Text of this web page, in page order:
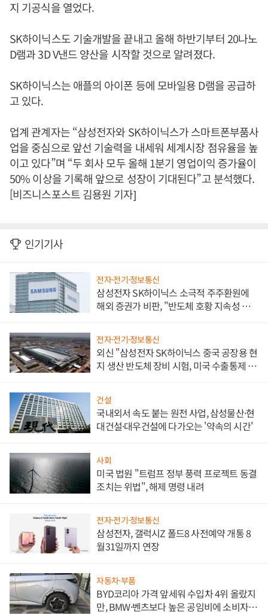
지 기공식을 열었다.
SK하이닉스도 기술개발을 끝내고 올해 하반기부터 20나노
D램과 3D V낸드 양산을 시작할 것으로 알려졌다.
SK하이닉스는 애플의 아이폰 등에 모바일용 D램을 공급하
고 있다.
업계 관계자는 “삼성전자와 SK하이닉스가 스마트폰부품사
업을 중심으로 앞선 기술력을 내세워 세계시장 점유율을 높
이고 있다”며 “두 회사 모두 올해 1분기 영업이익 증가율이
50% 이상을 기록해 앞으로 성장이 기대된다”고 분석했다.
[비즈니스포스트 김용원 기자]
인기기사
전자·전기·정보통신
삼성전자 SK하이닉스 소극적 주주환원에
해외 증권가 비판, "반도체 호황 지속성 의
전자·전기·정보통신
외신 "삼성전자 SK하이닉스 중국 공장용 현
지 생산 반도체 장비 시험, 미국 수출통제 대
건설
국내외서 속도 붙는 원전 사업, 삼성물산·현
대건설·대우건설에 다가오는 '약속의 시간'
사회
미국 법원 "트럼프 정부 풍력 프로젝트 동결
조치는 위법", 해제 명령 내려
전자·전기·정보통신
삼성전자, 갤럭시Z 폴드8 사전예약 개통 8
월31일까지 연장
자동차·부품
BYD코리아 가격 앞세워 수입차 4위 올랐지
만, BMW·벤츠보다 높은 공임비에 소비자